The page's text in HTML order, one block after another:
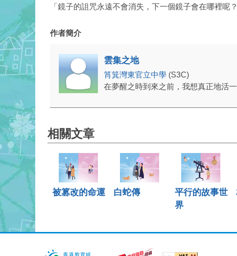
「鏡子的詛咒永遠不會消失，下一個鏡子會在哪裡呢？
作者簡介
雲集之地
筲箕灣東官立中學 (S3C)
在夢醒之時到來之前，我想真正地活
相關文章
被篡改的命運 白蛇傳
平行的故事世
界